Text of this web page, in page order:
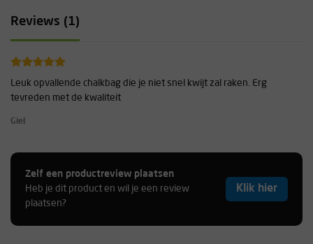
Reviews (1)
Leuk opvallende chalkbag die je niet snel kwijt zal raken. Erg
tevreden met de kwaliteit
Giel
Zelf een productreview plaatsen
Heb je dit product en wil je een review
plaatsen?
Klik hier